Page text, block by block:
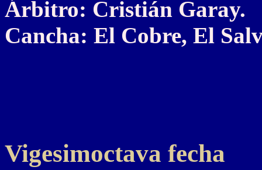
Árbitro: Cristián Garay.
Cancha: El Cobre, El
Vigesimoctava fecha